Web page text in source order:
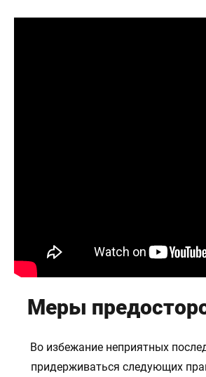
Меры
Во избежание неприятных
придерживаться следующих